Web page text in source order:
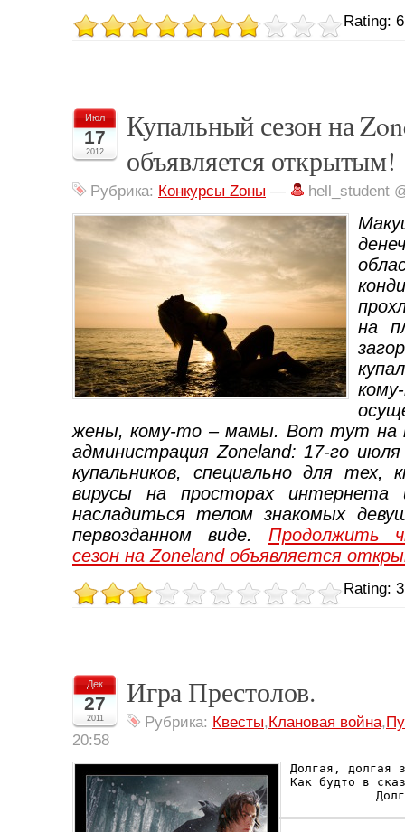
Rating:
Июл
17
2012
Купальный сезон на
объявляется открытым!
Рубрика: Конкурсы Zоны — hell_student
на
жены, кому-то – мамы. Вот тут на
администрация Zoneland: 17-го июля
купальников, специально для тех,
вирусы на просторах интернета
насладиться телом знакомых
первозданном виде. Продолжить
сезон на Zoneland объявляется
Rating:
Дек
27
2011
Игра Престолов.
Рубрика: Квесты, Клановая война,
20:58
Долгая, долгая
Как будто в